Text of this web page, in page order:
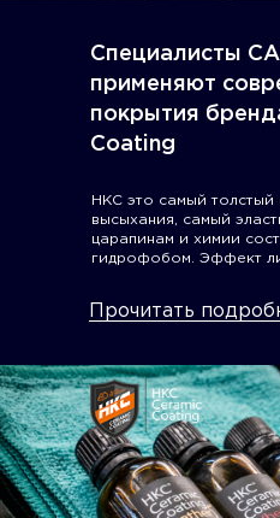
НКС это самый толстый
высыхания, самый
царапинам и химии
гидрофобом. Эффект
Специалисты
применяют
покрытия
Coating
Прочитать